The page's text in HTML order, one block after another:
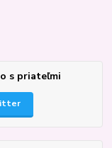
s priateľmi